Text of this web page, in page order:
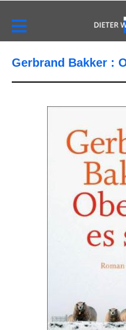
Gerbrand Bakker :